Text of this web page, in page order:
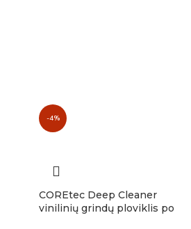
-4%
COREtec Deep Cleaner
vinilinių grindų ploviklis po